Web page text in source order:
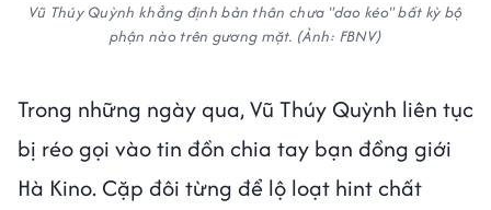
Vũ Thúy Quỳnh khẳng định bản thân chưa "dao kéo" bất kỳ bộ
phận nào trên gương mặt. (Ảnh: FBNV)
Trong những ngày qua, Vũ Thúy Quỳnh liên tục
bị réo gọi vào tin đồn chia tay bạn đồng giới
Hà Kino. Cặp đôi từng để lộ loạt hint chất